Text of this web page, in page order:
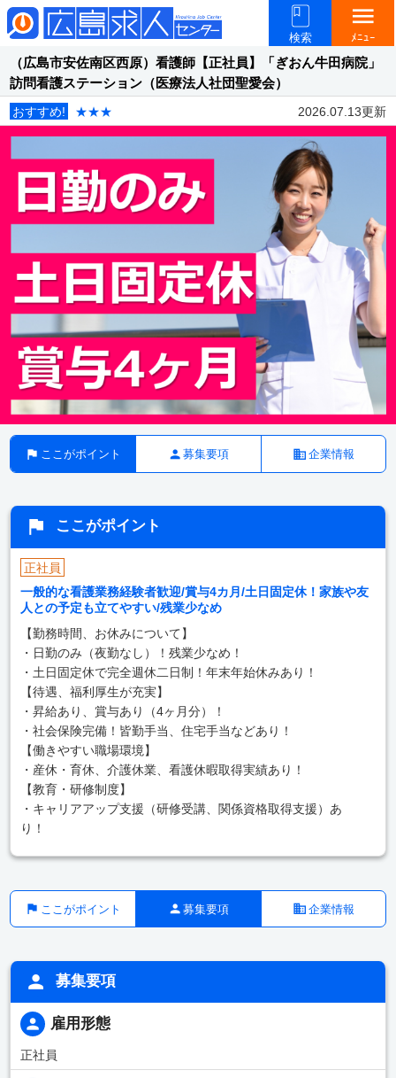
検索
menu
ﾒﾆｭｰ
（広島市安佐南区西原）看護師【正社員】「ぎおん牛田病院」
訪問看護ステーション（医療法人社団聖愛会）
おすすめ! ★★★ 2026.07.13更新
ここがポイント 募集要項 企業情報
ここがポイント
正社員
一般的な看護業務経験者歓迎/賞与4カ月/土日固定休！家族や友
人との予定も立てやすい/残業少なめ
【勤務時間、お休みについて】
・日勤のみ（夜勤なし）！残業少なめ！
・土日固定休で完全週休二日制！年末年始休みあり！
【待遇、福利厚生が充実】
・昇給あり、賞与あり（4ヶ月分）！
・社会保険完備！皆勤手当、住宅手当などあり！
【働きやすい職場環境】
・産休・育休、介護休業、看護休暇取得実績あり！
【教育・研修制度】
・キャリアアップ支援（研修受講、関係資格取得支援）あ
り！
ここがポイント 募集要項 企業情報
募集要項
雇用形態
正社員